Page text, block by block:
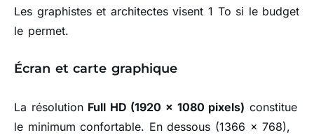
Les graphistes et architectes visent 1 To si le budget
le permet.
Écran et carte graphique
La résolution Full HD (1920 x 1080 pixels) constitue
le minimum confortable. En dessous (1366 x 768),